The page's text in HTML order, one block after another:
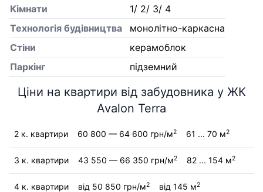
Кiмнати
1/ 2/ 3/ 4
Технологія будівництва
монолітно-каркасна
Стіни
керамоблок
Паркінг
підземний
Ціни на квартири від забудовника у ЖК
Avalon Terra
2 к. квартири 60 800 — 64 600 грн/м2 61 ... 70 м2
3 к. квартири 43 550 — 66 350 грн/м2 82 ... 154 м2
4 к. квартири від 50 850 грн/м2 від 145 м2